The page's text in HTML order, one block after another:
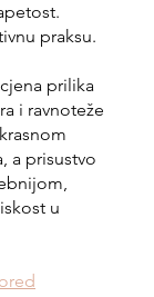
praksu.
prilika
i ravnoteže
a prisustvo
u